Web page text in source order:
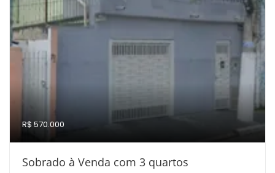
R$ 570.000
Sobrado à Venda com 3 quartos